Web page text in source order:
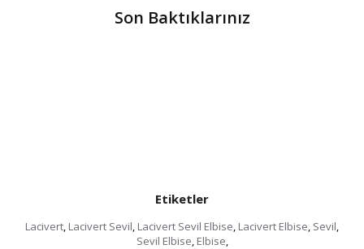
Son Baktıklarınız
Etiketler
Lacivert, Lacivert Sevil, Lacivert Sevil Elbise, Lacivert Elbise, Sevil,
Sevil Elbise, Elbise,